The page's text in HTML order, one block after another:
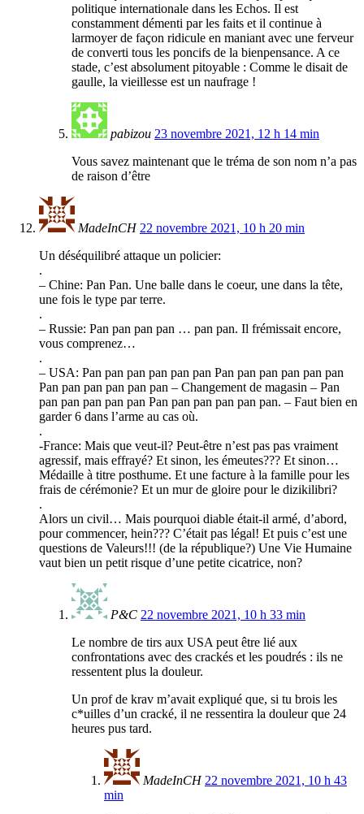
politique internationale dans les Echos. Il est
constamment démenti par les faits et il continue à
larmoyer de façon ridicule en maniant avec une ferveur
de converti tous les poncifs de la bienpensance. A ce
stade, c’est absolument pitoyable : Comme le disait de
gaulle, la vieillesse est un naufrage !
pabizou 23 novembre 2021, 12 h 14 min
Vous savez maintenant que le tréma de son nom n’a pas
de raison d’être
MadeInCH 22 novembre 2021, 10 h 20 min
Un déséquilibré attaque un policier:
.
– Chine: Pan Pan. Une balle dans le coeur, une dans la tête,
une fois le type par terre.
.
– Russie: Pan pan pan pan … pan pan. Il frémissait encore,
vous comprenez…
.
– USA: Pan pan pan pan pan pan Pan pan pan pan pan pan
Pan pan pan pan pan pan – Changement de magasin – Pan
pan pan pan pan pan Pan pan pan pan pan pan. – Faut bien en
garder 6 dans l’arme au cas où.
.
-France: Mais que veut-il? Peut-être n’est pas pas vraiment
agressif, mais effrayé? Et sinon, les émeutes??? Et sinon…
Médaille à titre posthume. Et une facture à la famille pour les
frais de cérémonie? Et un mur de gloire pour le dizikilibri?
.
Alors un civil… Mais pourquoi diable était-il armé, d’abord,
pour commencer, hein??? C’était pas légal! Et puis c’est une
questions de Valeurs!!! (de la république?) Une Vie Humaine
vaut bien un petit risque d’une petite cicatrice, non?
P&C 22 novembre 2021, 10 h 33 min
Le nombre de tirs aux USA peut être lié aux
confrontations avec des crackés et les poudrés : ils ne
ressentent plus la douleur.
Un prof de krav m’avait expliqué que, si tu brois les
c*uilles d’un cracké, il ne ressentira la douleur que 24
heures pus tard.
MadeInCH 22 novembre 2021, 10 h 43
min